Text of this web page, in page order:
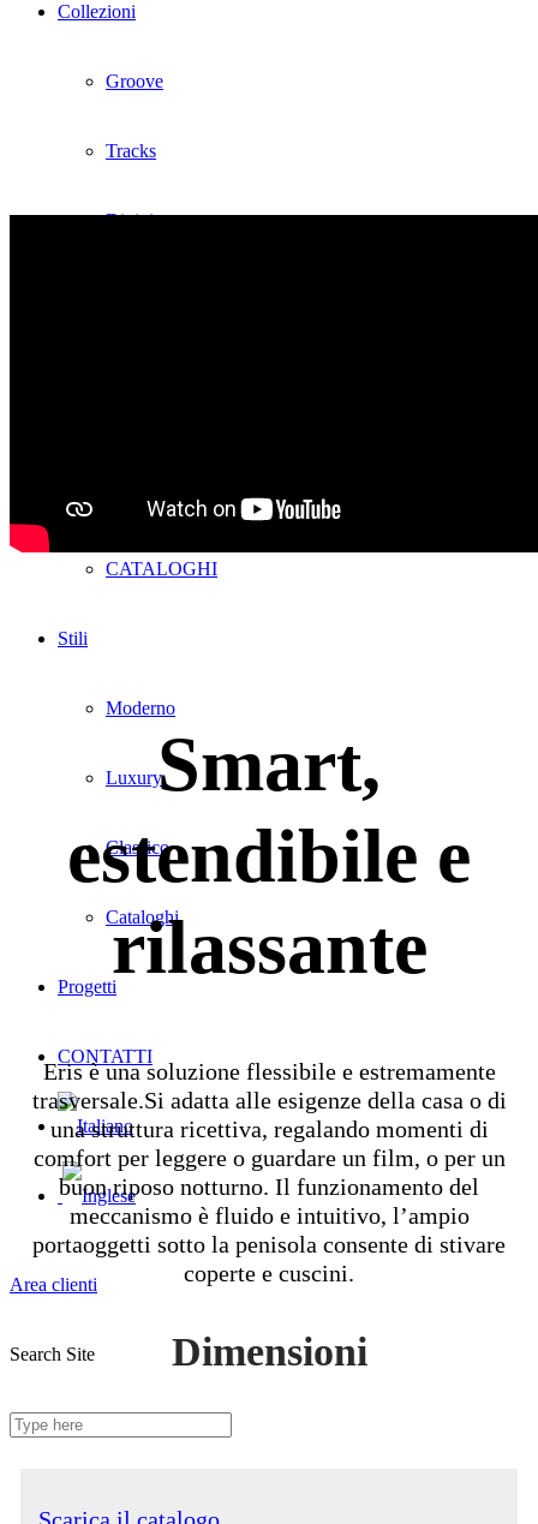
Collezioni
Groove
Tracks
Divinitas
CATALOGHI
Stili
Moderno
Luxury
Classico
Cataloghi
Progetti
CONTATTI
Area clienti
Search Site
Smart,
estendibile e
rilassante
Eris è una soluzione flessibile e estremamente
trasversale.Si adatta alle esigenze della casa o di
una struttura ricettiva, regalando momenti di
comfort per leggere o guardare un film, o per un
buon riposo notturno. Il funzionamento del
meccanismo è fluido e intuitivo, l’ampio
portaoggetti sotto la penisola consente di stivare
coperte e cuscini.
Dimensioni